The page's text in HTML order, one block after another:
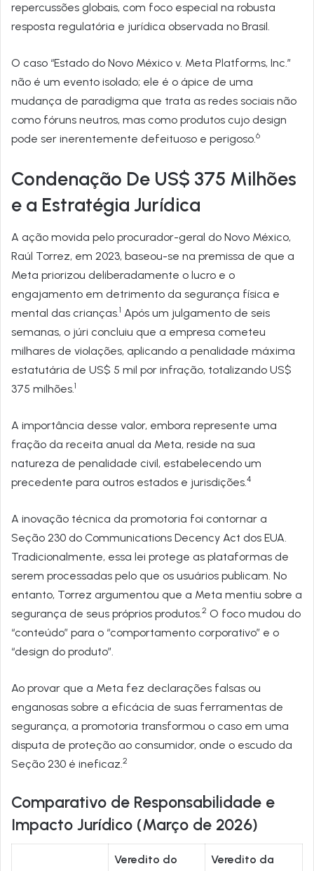
repercussões globais, com foco especial na robusta
resposta regulatória e jurídica observada no Brasil.
O caso “Estado do Novo México v. Meta Platforms, Inc.”
não é um evento isolado; ele é o ápice de uma
mudança de paradigma que trata as redes sociais não
como fóruns neutros, mas como produtos cujo design
pode ser inerentemente defeituoso e perigoso.6
Condenação De US$ 375 Milhões
e a Estratégia Jurídica
A ação movida pelo procurador-geral do Novo México,
Raúl Torrez, em 2023, baseou-se na premissa de que a
Meta priorizou deliberadamente o lucro e o
engajamento em detrimento da segurança física e
mental das crianças. 1 Após um julgamento de seis
semanas, o júri concluiu que a empresa cometeu
milhares de violações, aplicando a penalidade máxima
estatutária de US$ 5 mil por infração, totalizando US$
375 milhões. 1
A importância desse valor, embora represente uma
fração da receita anual da Meta, reside na sua
natureza de penalidade civil, estabelecendo um
precedente para outros estados e jurisdições. 4
A inovação técnica da promotoria foi contornar a
Seção 230 do Communications Decency Act dos EUA.
Tradicionalmente, essa lei protege as plataformas de
serem processadas pelo que os usuários publicam. No
entanto, Torrez argumentou que a Meta mentiu sobre a
segurança de seus próprios produtos. 2 O foco mudou do
“conteúdo” para o “comportamento corporativo” e o
“design do produto”.
Ao provar que a Meta fez declarações falsas ou
enganosas sobre a eficácia de suas ferramentas de
segurança, a promotoria transformou o caso em uma
disputa de proteção ao consumidor, onde o escudo da
Seção 230 é ineficaz. 2
Comparativo de Responsabilidade e
Impacto Jurídico (Março de 2026)
Veredito do
Veredito da